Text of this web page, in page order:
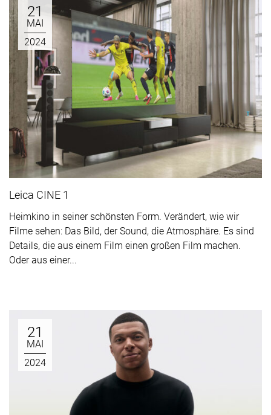
21
MAI
2024
Leica CINE 1
Heimkino in seiner schönsten Form. Verändert, wie wir
Filme sehen: Das Bild, der Sound, die Atmosphäre. Es sind
Details, die aus einem Film einen großen Film machen.
Oder aus einer...
21
MAI
2024